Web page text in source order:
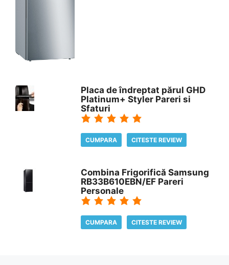
Placa de îndreptat părul GHD
Platinum+ Styler Pareri si
Sfaturi
CUMPARA CITESTE REVIEW
Combina Frigorifică Samsung
RB33B610EBN/EF Pareri
Personale
CUMPARA CITESTE REVIEW